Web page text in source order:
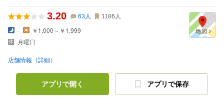
3.20 63人 1186 人
-
￥1,000～￥1,999
月曜日
店舗情報（詳細）
アプリで開く アプリで保存